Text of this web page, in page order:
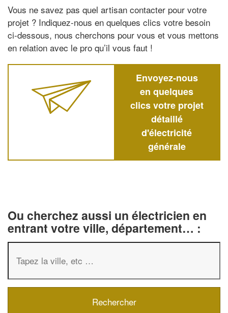
Vous ne savez pas quel artisan contacter pour votre
projet ? Indiquez-nous en quelques clics votre besoin
ci-dessous, nous cherchons pour vous et vous mettons
en relation avec le pro qu’il vous faut !
Envoyez-nous
en quelques
clics votre projet
détaillé
d'électricité
générale
Ou cherchez aussi un électricien en
entrant votre ville, département… :